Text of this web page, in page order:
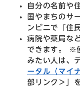
自分の名前や
国やまちのサ
ンビニで「住
病院や薬局な
できます。 ※
みたい人は、
ータル（マイ
部リンク＞
」